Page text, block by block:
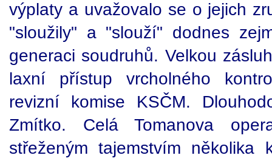
výplaty a uvažovalo se o jejich
"sloužily" a "slouží" dodnes
generaci soudruhů. Velkou
laxní přístup vrcholného
revizní komise KSČM.
Zmítko. Celá Tomanova
střeženým tajemstvím několika